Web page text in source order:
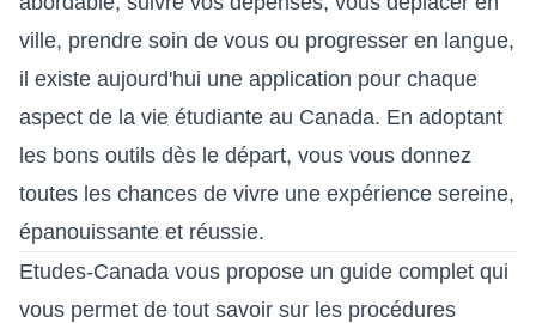
ville, prendre soin de vous ou progresser en langue,
il existe aujourd'hui une application pour chaque
aspect de la vie étudiante au Canada. En adoptant
les bons outils dès le départ, vous vous donnez
toutes les chances de vivre une expérience sereine,
épanouissante et réussie.
Etudes-Canada vous propose un guide complet qui
vous permet de tout savoir sur les procédures